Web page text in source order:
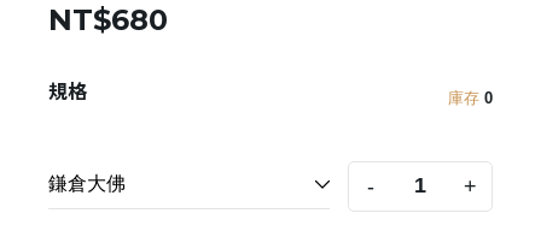
NT$680
規格 庫存 0
- +